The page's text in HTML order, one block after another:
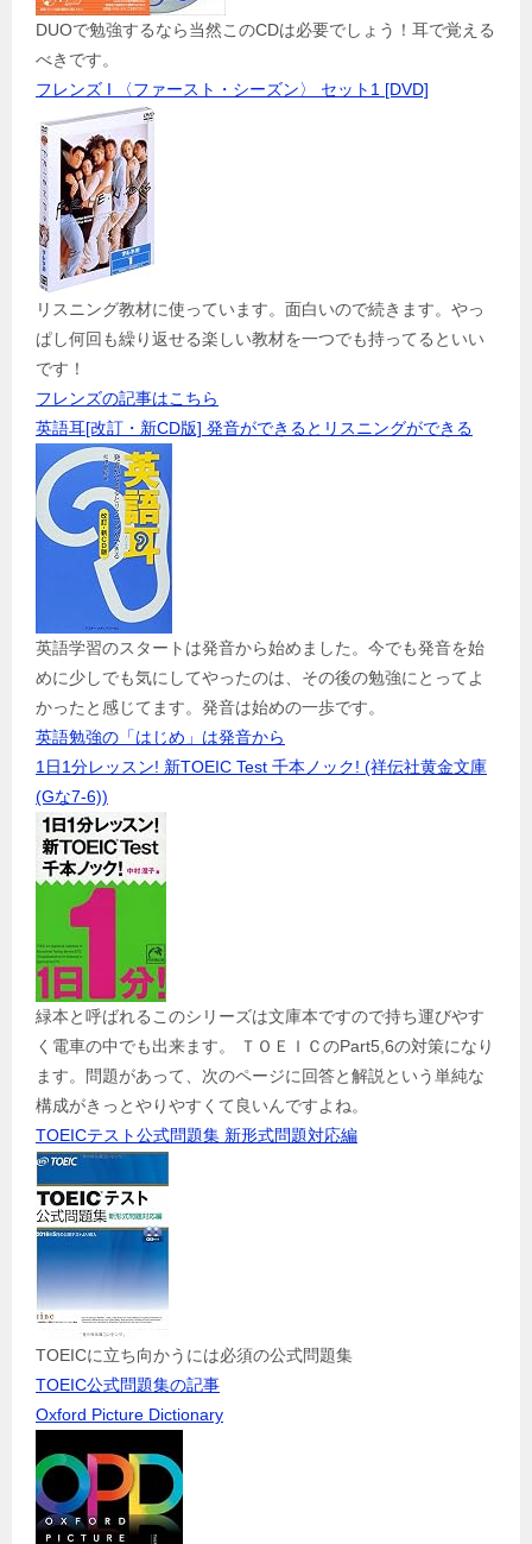
DUOで勉強するなら当然このCDは必要でしょう！耳で覚える
べきです。
フレンズ I 〈ファースト・シーズン〉 セット1 [DVD]
リスニング教材に使っています。面白いので続きます。やっ
ぱし何回も繰り返せる楽しい教材を一つでも持ってるといい
です！
フレンズの記事はこちら
英語耳[改訂・新CD版] 発音ができるとリスニングができる
英語学習のスタートは発音から始めました。今でも発音を始
めに少しでも気にしてやったのは、その後の勉強にとってよ
かったと感じてます。発音は始めの一歩です。
英語勉強の「はじめ」は発音から
1日1分レッスン! 新TOEIC Test 千本ノック! (祥伝社黄金文庫
(Gな7-6))
緑本と呼ばれるこのシリーズは文庫本ですので持ち運びやす
く電車の中でも出来ます。 ＴＯＥＩＣのPart5,6の対策になり
ます。問題があって、次のページに回答と解説という単純な
構成がきっとやりやすくて良いんですよね。
TOEICテスト公式問題集 新形式問題対応編
TOEICに立ち向かうには必須の公式問題集
TOEIC公式問題集の記事
Oxford Picture Dictionary